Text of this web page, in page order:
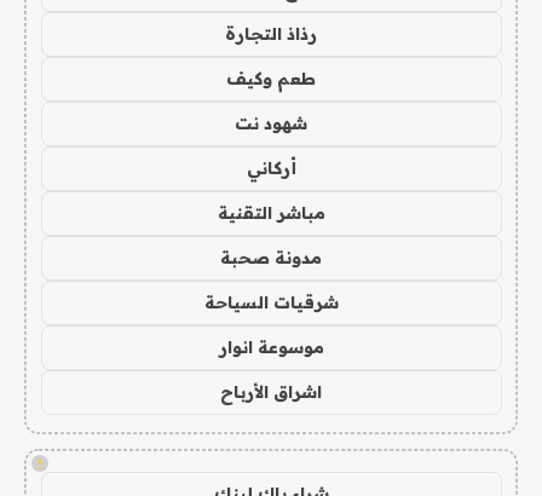
رذاذ التجارة
طعم وكيف
شهود نت
أركاني
مباشر التقنية
مدونة صحبة
شرقيات السياحة
موسوعة انوار
اشراق الأرباح
!